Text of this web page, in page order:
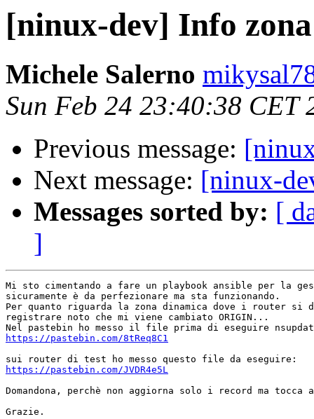
[ninux-dev] Info
Michele Salerno
Sun Feb 24 23:40:38 CET
Previous message:
Next message: [ninux-
Messages sorted by: [
]
Mi sto cimentando a fare un playbook ansible per la
sicuramente è da perfezionare ma sta funzionando.
Per quanto riguarda la zona dinamica dove i router si
registrare noto che mi viene cambiato ORIGIN...
https://pastebin.com/8tReq8C1
https://pastebin.com/JVDR4e5L
Domandona, perchè non aggiorna solo i record ma tocca
Grazie.